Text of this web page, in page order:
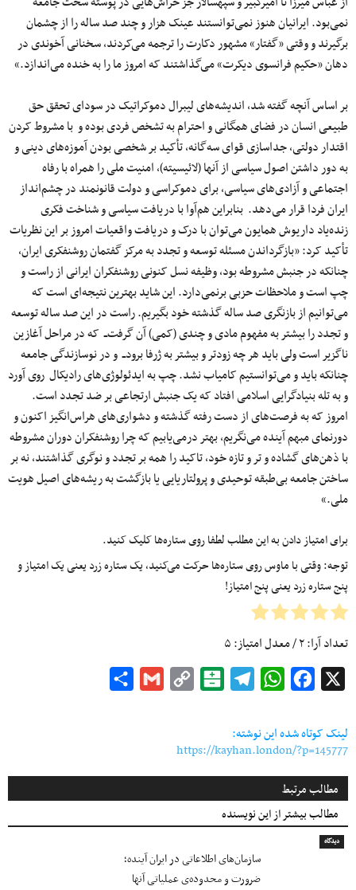
نمی‌بود. ایرانیان هنوز نمی‌توانستند عینک هزار و چند صد ساله را از چشمان
برگیرند و وقتی «گفتار» مشهور دکارت را ترجمه می‌کردند، سخنانی آخوندی در
دهان «حکیم فرانسوی دیکرت» می‌گذاشتند که امروز ما را به خنده می‌اندازد.»
بر اساس آنچه گفته شد، اندیشه‌های لیبرال دموکراتیک در سودای تحقق حق
طبیعی انسان در فضای همگانی و احترام به تشخص فردی بوده و با مشروط کردن
اقتدار دولتی، جداسازی قوای سه‌گانه، تأکید بر شخصی بودن آموزه‌های دینی و
به دور داشتن اصول سیاسی از آنها (لائیسیته)، امنیت ملی را همراه با رفاه
اجتماعی و آزادی‌های سیاسی، برای دموکراسی و دولت قانونمند در چشم‌انداز
ایران فردا قرار می‌دهد. بنابراین هم‌آوا با دریافت سیاسی و شناخت فکری
زنده‌یاد داریوش همایون می‌توان با درک و دریافت واقعیات امروز بر این نظریات
تأکید کرد: «بازگرداندن مسئله توسعه و تجدد به مرکز گفتمان روشنفکری ایران،
چنانکه در جنبش مشروطه بود، وظیفه نسل کنونی روشنفکران ایرانی از راست و
چپ است و ملاحظات حزبی برنمی‌دارد. این شاید بهترین نتیجه‌ای است که
می‌توانیم از بازنگری صد ساله گذشته خود بگیریم. راست در این صد ساله توسعه
و تجدد را بیشتر به مفهوم مادی و چندی (کمی) آن گرفت‌ــ که در مراحل آغازین
ناگزیر است ولی باید هر چه زودتر و بیشتر به ژرفا برودــ و در نوسازندگی جامعه
چنانکه باید و می‌توانستیم کامیاب نشد. چپ به ایدئولوژی‌های رادیکال روی آورد
و به تله بنیادگرایی اسلامی افتاد که یک جنبش ارتجاعی بر ضد تجدد است.
امروز که به فرصت‌های از دست رفته گذشته و دشواری‌های هراس‌انگیز اکنون و
دورنمای مبهم آینده می‌نگریم، بهتر درمی‌یابیم که چرا روشنفکران دوران مشروطه
با ذهن‌های گشاده و تر و تازه خود، تاکید را همه بر تجدد و نوگری گذاشتند، نه بر
ساختن جامعه بی‌طبقه توحیدی و پرولتاریایی یا بازگشت به ریشه‌های اصیل هویت
ملی.»
برای امتیاز دادن به این مطلب لطفا روی ستاره‌ها کلیک کنید.
توجه: وقتی با ماوس روی ستاره‌ها حرکت می‌کنید، یک ستاره زرد یعنی یک امتیاز و
پنج ستاره زرد یعنی پنج امتیاز!
تعداد آرا:۲/ معدل امتیاز:۵
Facebook
WhatsApp
Telegram
Balatarin
Copy
Gmail
لینک کوتاه شده این نوشته:
https://kayhan.london/?p=145777
مطالب مرتبط
مطالب بیشتر از این نویسنده
دیدگاه
سازمان‌های اطلاعاتی در ایران آینده؛
ضرورت و محدوده‌ی عملیاتی آنها